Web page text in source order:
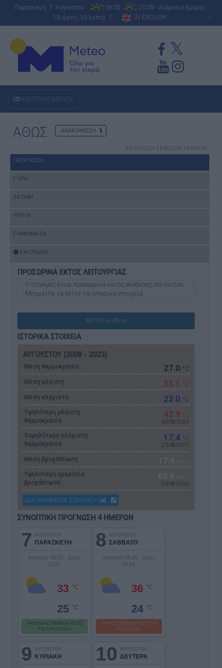
Παρασκευή 7 Αυγούστου 06:32
20:28 - Διάρκεια ημέρας:
13 ώρες, 55 λεπτά |
IN ENGLISH A
ΚΕΝΤΡΙΚΟ ΜΕΝΟΥ
ΑΘΩΣ ΑΝΑΚΟΙΝΩΣΗ
ΕΚΤΥΠΩΣΗ | ENGLISH VERSION
ΠΡΟΓΝΩΣΗ
ΓΥΡΗ
ΣΚΟΝΗ
ΡΥΠΟΙ
ΓΡΑΦΗΜΑΤΑ
ΕΙΚΟΝΙΔΙΑ
ΠΡΟΣΩΡΙΝΑ ΕΚΤΟΣ ΛΕΙΤΟΥΡΓΙΑΣ
O σταθμός είναι προσωρινά εκτός σύνδεσης στο δίκτυο.
Μπορείτε να δείτε τα ιστορικά στοιχεία.
ΒΑΤΟΠΕΔΙ offline
ΙΣΤΟΡΙΚΑ ΣΤΟΙΧΕΙΑ
ΑΥΓΟΥΣΤΟΥ (2008 - 2023)
Μεση θερμοκρασία: 27.0 °C
Μέση μέγιστη: 33.1 °C
Μέση ελάχιστη: 22.0 °C
Υψηλότερη μέγιστη
θερμοκρασία:
42.9 °C
03/08/2021
Χαμηλότερη ελάχιστη
θερμοκρασία:
17.4 °C
23/08/2017
Μέση βροχόπτωση: 17.9 mm
Υψηλότερη ημερήσια
βροχόπτωση:
62.8 mm
24/08/2022
ΔΙΑΓΡΑΜΜΑΤΑ ΣΤΑΘΜΟΥ
ΣΥΝΟΠΤΙΚΗ ΠΡΟΓΝΩΣΗ 4 ΗΜΕΡΩΝ
7 ΑΥΓΟΥΣΤΟΥ
ΠΑΡΑΣΚΕΥΗ
Ανατολή: 06:25 - Δύση:
20:31
33 °C
25 °C
ΚΑΝΟΝΙΚΕΣ ΘΕΡΜΟΚΡΑΣΙΕΣ
ΓΙΑ ΤΗΝ ΕΠΟΧΗ
8 ΑΥΓΟΥΣΤΟΥ
ΣΑΒΒΑΤΟ
Ανατολή: 06:26 - Δύση:
20:29
36 °C
24 °C
ΥΨΗΛΕΣ ΘΕΡΜΟΚΡΑΣΙΕΣ ΓΙΑ
ΤΗΝ ΕΠΟΧΗ
9 ΑΥΓΟΥΣΤΟΥ
ΚΥΡΙΑΚΗ 10 ΑΥΓΟΥΣΤΟΥ
ΔΕΥΤΕΡΑ